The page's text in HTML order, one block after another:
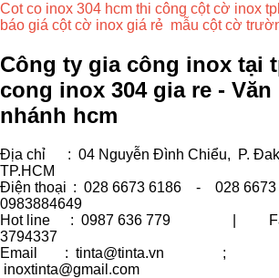
Cot co inox 304 hcm thi công cột cờ inox
báo giá cột cờ inox giá rẻ mẫu cột cờ
Công ty gia công inox tại
cong inox 304 gia re -
nhánh hcm
Địa chỉ
: 04 Nguyễn Đình Chiểu, P.
TP.HCM
Điện thoại : 028 6673 6186 - 028
0983884649
Hot line
: 0987 636 779 |
3794337
Email
: tinta@tinta.vn ;
inoxtinta@gmail.com